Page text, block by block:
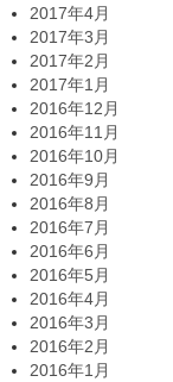
2017年4月
2017年3月
2017年2月
2017年1月
2016年12月
2016年11月
2016年10月
2016年9月
2016年8月
2016年7月
2016年6月
2016年5月
2016年4月
2016年3月
2016年2月
2016年1月